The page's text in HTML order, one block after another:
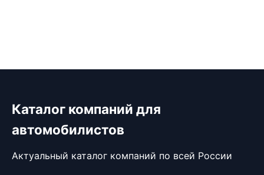
Каталог компаний для
автомобилистов
Актуальный каталог компаний по всей России